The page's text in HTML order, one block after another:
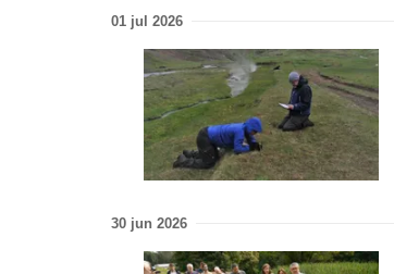
01 jul 2026
30 jun 2026